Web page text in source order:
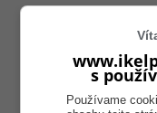
databázu v
zobrazí
pre uloženie
plochu)
Vykonať
s
Používame